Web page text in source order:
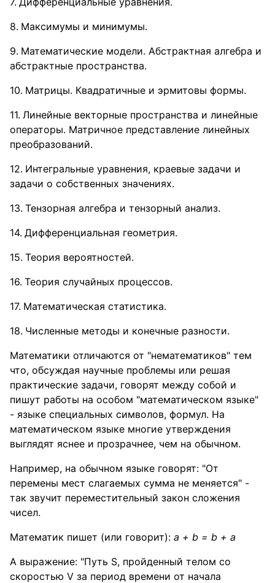
Максимумы и минимумы.
Математические модели. Абстрактная алгебра и
абстрактные пространства.
Матрицы. Квадратичные и эрмитовы формы.
Линейные векторные пространства и линейные
операторы. Матричное представление линейных
преобразований.
Интегральные уравнения, краевые задачи и
задачи о собственных значениях.
Тензорная алгебра и тензорный анализ.
Дифференциальная геометрия.
Теория вероятностей.
Теория случайных процессов.
Математическая статистика.
Численные методы и конечные разности.
Математики отличаются от "нематематиков" тем
что, обсуждая научные проблемы или решая
практические задачи, говорят между собой и
пишут работы на особом "математическом языке"
- языке специальных символов, формул. На
математическом языке многие утверждения
выглядят яснее и прозрачнее, чем на обычном.
Например, на обычном языке говорят: "От
перемены мест слагаемых сумма не меняется" -
так звучит переместительный закон сложения
чисел.
Математик пишет (или говорит): a + b = b + a
А выражение: "Путь S, пройденный телом со
скоростью V за период времени от начала